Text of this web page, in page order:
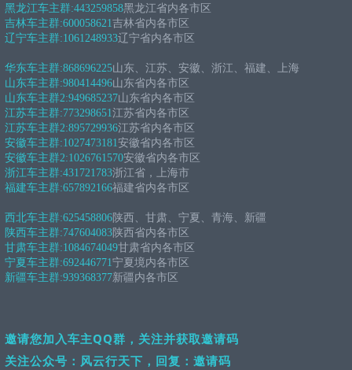
黑龙江车主群:443259858黑龙江省内各市区
吉林车主群:600058621吉林省内各市区
辽宁车主群:1061248933辽宁省内各市区
华东车主群:868696225山东、江苏、安徽、浙江、福建、上海
山东车主群:980414496山东省内各市区
山东车主群2:949685237山东省内各市区
江苏车主群:773298651江苏省内各市区
江苏车主群2:895729936江苏省内各市区
安徽车主群:1027473181安徽省内各市区
安徽车主群2:1026761570安徽省内各市区
浙江车主群:431721783浙江省，上海市
福建车主群:657892166福建省内各市区
西北车主群:625458806陕西、甘肃、宁夏、青海、新疆
陕西车主群:747604083陕西省内各市区
甘肃车主群:1084674049甘肃省内各市区
宁夏车主群:692446771宁夏境内各市区
新疆车主群:939368377新疆内各市区
邀请您加入车主QQ群，关注并获取邀请码
关注公众号：风云行天下，回复：邀请码